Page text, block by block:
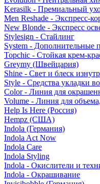
Kerasilk - Премиальный
Men Reshade - Экспресс-
New Blonde - Экспресс
Stylesign - Стайлинг
System - Дополнительные
Topchic - Стойкая крем-
Greymy (Швейцария)
Shine - Свет и блеск
Style - Средства укладки
Color - Линия для
Volume - Линия для
Help Is Here (Россия)
Hempz (США)
Indola (Германия)
Indola Act Now
Indola Care
Indola Styling
Indola - Окислители и
Indola - Окрашивание